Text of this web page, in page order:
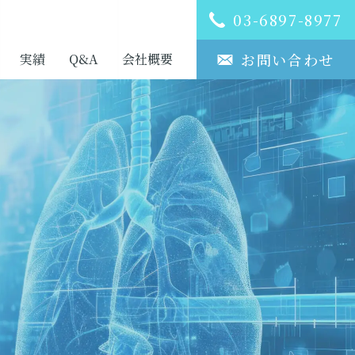
実績 Q&A 会社概要
03-6897-8977
お問い合わせ